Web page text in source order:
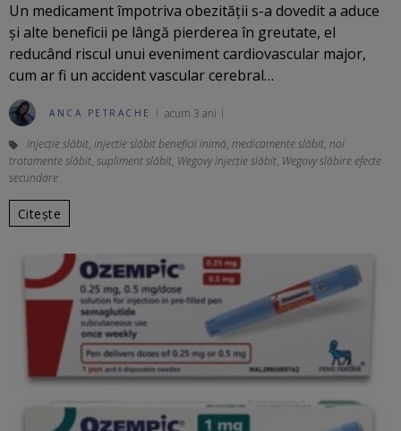
Un medicament împotriva obezităţii s-a dovedit a aduce
și alte beneficii pe lângă pierderea în greutate, el
reducând riscul unui eveniment cardiovascular major,
cum ar fi un accident vascular cerebral…
ANCA PETRACHE acum 3 ani
injecție slăbit, injectie slăbit beneficii inimă, medicamente slăbit, noi
tratamente slăbit, supliment slăbit, Wegovy injecție slăbit, Wegovy slăbire efecte
secundare
Citește